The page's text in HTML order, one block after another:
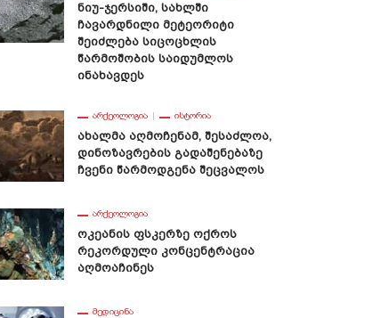
Ნიუ-Ჯერსიში, Სახლში
Ჩავარდნილი Მეტეორიტი
Შეიძლება Სიცოცხლის
Წარმოშობის Საიდუმლოს
Ინახავდეს
ᲐᲠᲥᲔᲝᲚᲝᲒᲘᲐ ᲘᲡᲢᲝᲠᲘᲐ
Ახალმა Აღმოჩენამ, Შესაძლოა,
Დინოზავრების Გადაშენებაზე
Ჩვენი Წარმოდგენა Შეცვალოს
ᲐᲠᲥᲔᲝᲚᲝᲒᲘᲐ
Ოკეანის Ფსკერზე Ოქროს
Რეკორდული Კონცენტრაცია
Აღმოაჩინეს
ᲛᲔᲓᲘᲪᲘᲜᲐ